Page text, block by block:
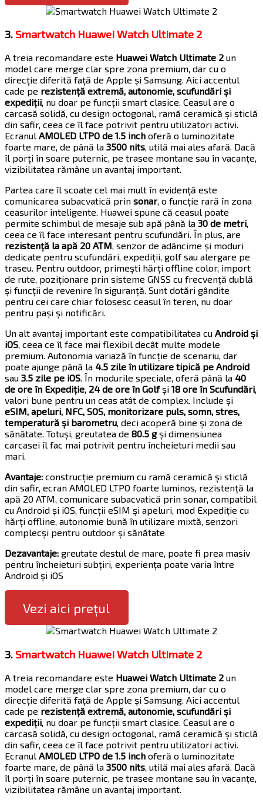
3. Smartwatch Huawei Watch Ultimate 2
A treia recomandare este Huawei Watch Ultimate 2 un
model care merge clar spre zona premium, dar cu o
direcție diferită față de Apple și Samsung. Aici accentul
cade pe rezistență extremă, autonomie, scufundări și
expediții, nu doar pe funcții smart clasice. Ceasul are o
carcasă solidă, cu design octogonal, ramă ceramică și sticlă
din safir, ceea ce îl face potrivit pentru utilizatori activi.
Ecranul AMOLED LTPO de 1.5 inch oferă o luminozitate
foarte mare, de până la 3500 nits, utilă mai ales afară. Dacă
îl porți în soare puternic, pe trasee montane sau în vacanțe,
vizibilitatea rămâne un avantaj important.
Partea care îl scoate cel mai mult în evidență este
comunicarea subacvatică prin sonar, o funcție rară în zona
ceasurilor inteligente. Huawei spune că ceasul poate
permite schimbul de mesaje sub apă până la 30 de metri,
ceea ce îl face interesant pentru scufundări. În plus, are
rezistență la apă 20 ATM, senzor de adâncime și moduri
dedicate pentru scufundări, expediții, golf sau alergare pe
traseu. Pentru outdoor, primești hărți offline color, import
de rute, poziționare prin sisteme GNSS cu frecvență dublă
și funcții de revenire în siguranță. Sunt dotări gândite
pentru cei care chiar folosesc ceasul în teren, nu doar
pentru pași și notificări.
Un alt avantaj important este compatibilitatea cu Android și
iOS, ceea ce îl face mai flexibil decât multe modele
premium. Autonomia variază în funcție de scenariu, dar
poate ajunge până la 4.5 zile în utilizare tipică pe Android
sau 3.5 zile pe iOS. În modurile speciale, oferă până la 40
de ore în Expediție, 24 de ore în Golfși 18 ore în Scufundări,
valori bune pentru un ceas atât de complex. Include și
eSIM, apeluri, NFC, SOS, monitorizare puls, somn, stres,
temperatură și barometru, deci acoperă bine și zona de
sănătate. Totuși, greutatea de 80.5 gși dimensiunea
carcasei îl fac mai potrivit pentru încheieturi medii sau
mari.
Avantaje: construcție premium cu ramă ceramică și sticlă
din safir, ecran AMOLED LTPO foarte luminos, rezistență la
apă 20 ATM, comunicare subacvatică prin sonar, compatibil
cu Android și iOS, funcții eSIM și apeluri, mod Expediție cu
hărți offline, autonomie bună în utilizare mixtă, senzori
complecși pentru outdoor și sănătate
Dezavantaje: greutate destul de mare, poate fi prea masiv
pentru încheieturi subțiri, experiența poate varia între
Android și iOS
Vezi aici prețul
3. Smartwatch Huawei Watch Ultimate 2
A treia recomandare este Huawei Watch Ultimate 2 un
model care merge clar spre zona premium, dar cu o
direcție diferită față de Apple și Samsung. Aici accentul
cade pe rezistență extremă, autonomie, scufundări și
expediții , nu doar pe funcții smart clasice. Ceasul are o
carcasă solidă, cu design octogonal, ramă ceramică și sticlă
din safir, ceea ce îl face potrivit pentru utilizatori activi.
Ecranul AMOLED LTPO de 1.5 inch oferă o luminozitate
foarte mare, de până la 3500 nits , utilă mai ales afară. Dacă
îl porți în soare puternic, pe trasee montane sau în vacanțe,
vizibilitatea rămâne un avantaj important.